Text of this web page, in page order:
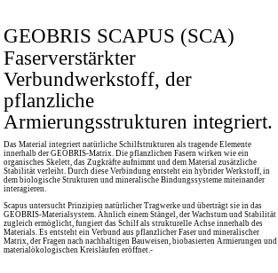
GEOBRIS SCAPUS (SCA)
Faserverstärkter
Verbundwerkstoff, der
pflanzliche
Armierungsstrukturen integriert.
Das Material integriert natürliche Schilfstrukturen als tragende Elemente
innerhalb der GEOBRIS-Matrix. Die pflanzlichen Fasern wirken wie ein
organisches Skelett, das Zugkräfte aufnimmt und dem Material zusätzliche
Stabilität verleiht. Durch diese Verbindung entsteht ein hybrider Werkstoff, in
dem biologische Strukturen und mineralische Bindungssysteme miteinander
interagieren.
Scapus untersucht Prinzipien natürlicher Tragwerke und überträgt sie in das
GEOBRIS-Materialsystem. Ähnlich einem Stängel, der Wachstum und Stabilität
zugleich ermöglicht, fungiert das Schilf als strukturelle Achse innerhalb des
Materials. Es entsteht ein Verbund aus pflanzlicher Faser und mineralischer
Matrix, der Fragen nach nachhaltigen Bauweisen, biobasierten Armierungen und
materialökologischen Kreisläufen eröffnet.-